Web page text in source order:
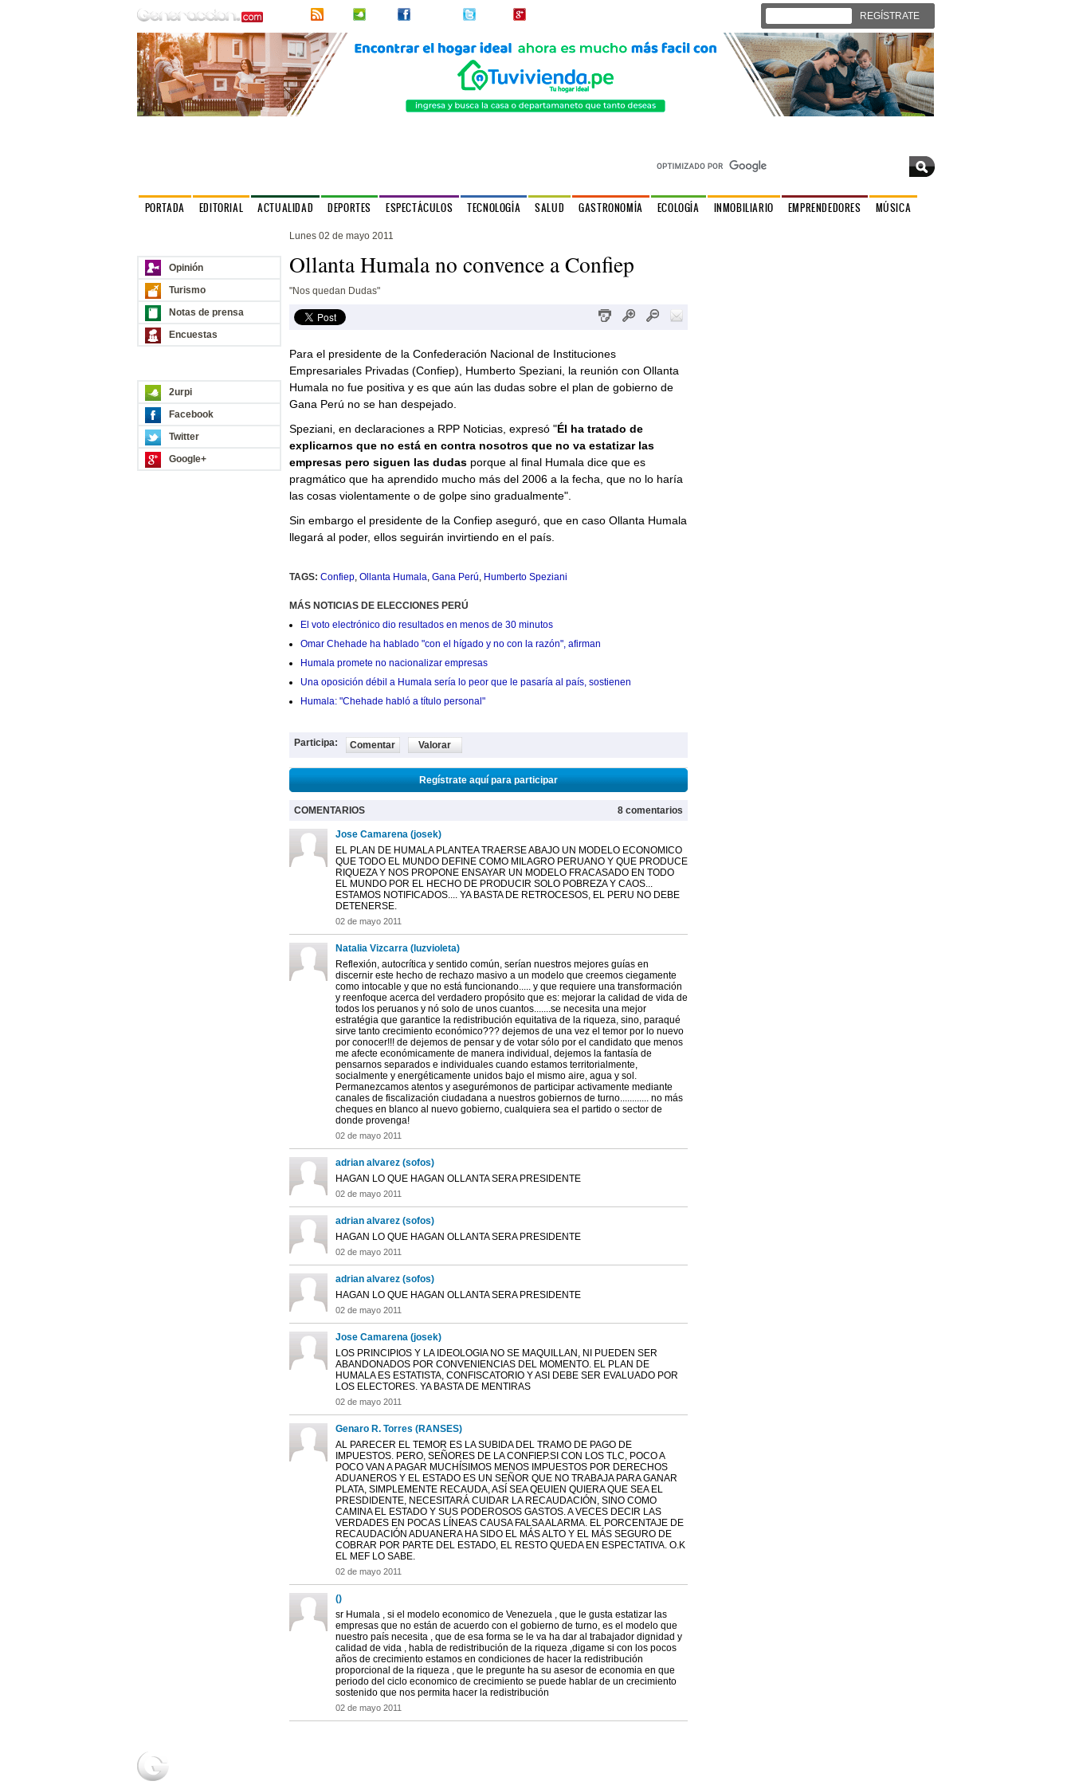
REGÍSTRATE
PORTADA EDITORIAL ACTUALIDAD DEPORTES ESPECTÁCULOS TECNOLOGÍA SALUD GASTRONOMÍA ECOLOGÍA INMOBILIARIO EMPRENDEDORES MÚSICA
Opinión
Turismo
Notas de prensa
Encuestas
2urpi
Facebook
Twitter
Google+
Lunes 02 de mayo 2011
Ollanta Humala no convence a Confiep
"Nos quedan Dudas"
Para el presidente de la Confederación Nacional de Instituciones
Empresariales Privadas (Confiep), Humberto Speziani, la reunión con Ollanta
Humala no fue positiva y es que aún las dudas sobre el plan de gobierno de
Gana Perú no se han despejado.
Speziani, en declaraciones a RPP Noticias, expresó "Él ha tratado de
explicarnos que no está en contra nosotros que no va estatizar las
empresas pero siguen las dudasporque al final Humala dice que es
pragmático que ha aprendido mucho más del 2006 a la fecha, que no lo haría
las cosas violentamente o de golpe sino gradualmente".
Sin embargo el presidente de la Confiep aseguró, que en caso Ollanta Humala
llegará al poder, ellos seguirán invirtiendo en el país.
TAGS: Confiep, Ollanta Humala, Gana Perú, Humberto Speziani
MÁS NOTICIAS DE ELECCIONES PERÚ
El voto electrónico dio resultados en menos de 30 minutos
Omar Chehade ha hablado "con el hígado y no con la razón", afirman
Humala promete no nacionalizar empresas
Una oposición débil a Humala sería lo peor que le pasaría al país, sostienen
Humala: "Chehade habló a título personal"
Participa: Comentar Valorar
Regístrate aquí para participar
COMENTARIOS 8 comentarios
Jose Camarena (josek)
EL PLAN DE HUMALA PLANTEA TRAERSE ABAJO UN MODELO ECONOMICO
QUE TODO EL MUNDO DEFINE COMO MILAGRO PERUANO Y QUE PRODUCE
RIQUEZA Y NOS PROPONE ENSAYAR UN MODELO FRACASADO EN TODO
EL MUNDO POR EL HECHO DE PRODUCIR SOLO POBREZA Y CAOS...
ESTAMOS NOTIFICADOS.... YA BASTA DE RETROCESOS, EL PERU NO DEBE
DETENERSE.
02 de mayo 2011
Natalia Vizcarra (luzvioleta)
Reflexión, autocrítica y sentido común, serían nuestros mejores guías en
discernir este hecho de rechazo masivo a un modelo que creemos ciegamente
como intocable y que no está funcionando..... y que requiere una transformación
y reenfoque acerca del verdadero propósito que es: mejorar la calidad de vida de
todos los peruanos y nó solo de unos cuantos.......se necesita una mejor
estratégia que garantice la redistribución equitativa de la riqueza, sino, paraqué
sirve tanto crecimiento económico??? dejemos de una vez el temor por lo nuevo
por conocer!!! de dejemos de pensar y de votar sólo por el candidato que menos
me afecte económicamente de manera individual, dejemos la fantasía de
pensarnos separados e individuales cuando estamos territorialmente,
socialmente y energéticamente unidos bajo el mismo aire, agua y sol.
Permanezcamos atentos y asegurémonos de participar activamente mediante
canales de fiscalización ciudadana a nuestros gobiernos de turno............ no más
cheques en blanco al nuevo gobierno, cualquiera sea el partido o sector de
donde provenga!
02 de mayo 2011
adrian alvarez (sofos)
HAGAN LO QUE HAGAN OLLANTA SERA PRESIDENTE
02 de mayo 2011
adrian alvarez (sofos)
HAGAN LO QUE HAGAN OLLANTA SERA PRESIDENTE
02 de mayo 2011
adrian alvarez (sofos)
HAGAN LO QUE HAGAN OLLANTA SERA PRESIDENTE
02 de mayo 2011
Jose Camarena (josek)
LOS PRINCIPIOS Y LA IDEOLOGIA NO SE MAQUILLAN, NI PUEDEN SER
ABANDONADOS POR CONVENIENCIAS DEL MOMENTO. EL PLAN DE
HUMALA ES ESTATISTA, CONFISCATORIO Y ASI DEBE SER EVALUADO POR
LOS ELECTORES. YA BASTA DE MENTIRAS
02 de mayo 2011
Genaro R. Torres (RANSES)
AL PARECER EL TEMOR ES LA SUBIDA DEL TRAMO DE PAGO DE
IMPUESTOS. PERO, SEÑORES DE LA CONFIEP.SI CON LOS TLC, POCO A
POCO VAN A PAGAR MUCHÍSIMOS MENOS IMPUESTOS POR DERECHOS
ADUANEROS Y EL ESTADO ES UN SEÑOR QUE NO TRABAJA PARA GANAR
PLATA, SIMPLEMENTE RECAUDA, ASÍ SEA QEUIEN QUIERA QUE SEA EL
PRESDIDENTE, NECESITARÁ CUIDAR LA RECAUDACIÓN, SINO COMO
CAMINA EL ESTADO Y SUS PODEROSOS GASTOS. A VECES DECIR LAS
VERDADES EN POCAS LÍNEAS CAUSA FALSA ALARMA. EL PORCENTAJE DE
RECAUDACIÓN ADUANERA HA SIDO EL MÁS ALTO Y EL MÁS SEGURO DE
COBRAR POR PARTE DEL ESTADO, EL RESTO QUEDA EN ESPECTATIVA. O.K
EL MEF LO SABE.
02 de mayo 2011
()
sr Humala , si el modelo economico de Venezuela , que le gusta estatizar las
empresas que no están de acuerdo con el gobierno de turno, es el modelo que
nuestro país necesita , que de esa forma se le va ha dar al trabajador dignidad y
calidad de vida , habla de redistribución de la riqueza ,digame si con los pocos
años de crecimiento estamos en condiciones de hacer la redistribución
proporcional de la riqueza , que le pregunte ha su asesor de economia en que
periodo del ciclo economico de crecimiento se puede hablar de un crecimiento
sostenido que nos permita hacer la redistribución
02 de mayo 2011